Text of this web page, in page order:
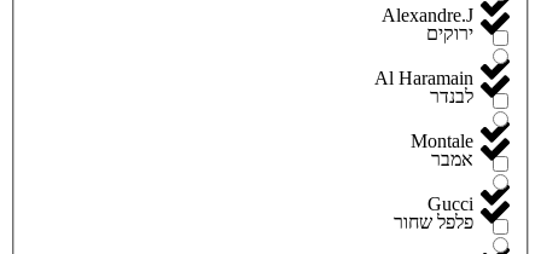
Alexandre.J
Al Haramain
Montale
Gucci
ירוקים
לבנדר
אמבר
פלפל שחור